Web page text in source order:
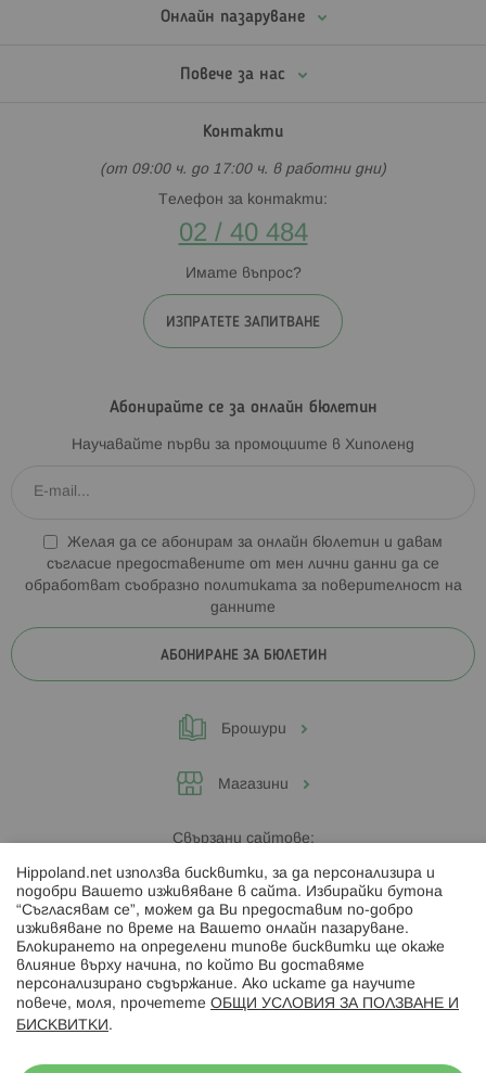
Онлайн пазаруване
Повече за нас
Контакти
(от 09:00 ч. до 17:00 ч. в работни дни)
Телефон за контакти:
02 / 40 484
Имате въпрос?
ИЗПРАТЕТЕ ЗАПИТВАНЕ
Абонирайте се за онлайн бюлетин
Научавайте първи за промоциите в Хиполенд
Желая да се абонирам за онлайн бюлетин и давам
съгласие предоставените от мен лични данни да се
обработват съобразно политиката за поверителност на
данните
АБОНИРАНЕ ЗА БЮЛЕТИН
Брошури
Магазини
Свързани сайтове:
Hippoland.ro
Последвайте ни:
Hippoland.net използва бисквитки, за да персонализира и
подобри Вашето изживяване в сайта. Избирайки бутона
“Съгласявам се”, можем да Ви предоставим по-добро
изживяване по време на Вашето онлайн пазаруване.
Блокирането на определени типове бисквитки ще окаже
влияние върху начина, по който Ви доставяме
персонализирано съдържание. Ако искате да научите
повече, моля, прочетете ОБЩИ УСЛОВИЯ ЗА ПОЛЗВАНЕ И
БИСКВИТКИ .